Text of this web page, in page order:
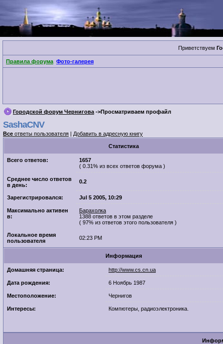
Приветствуем
Правила форума Фото-галерея
Городской форум Чернигова ->Просматриваем профайл
SashaCNV
Все ответы пользователя | Добавить в адресную книгу
Cтатистика
Всего ответов:
1657
( 0.31% из всех ответов форума )
Среднее число ответов
в день:
0.2
Зарегистрировался: Jul 5 2005, 10:29
Максимально активен
в:
Барахолка
1388 ответов в этом разделе
( 97% из ответов этого пользователя )
Локальное время
пользователя
02:23 PM
Информация
Домашняя страница: http://www.cs.cn.ua
Дата рождения: 6 Ноябрь 1987
Местоположение: Чернигов
Интересы: Компютеры, радиоэлектроника.